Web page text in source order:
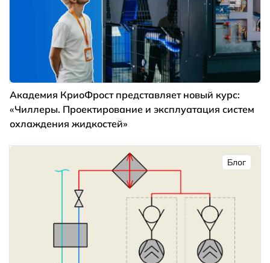
Академия КриоФрост представляет новый курс:
«Чиллеры. Проектирование и эксплуатация систем
охлаждения жидкостей»
Блог